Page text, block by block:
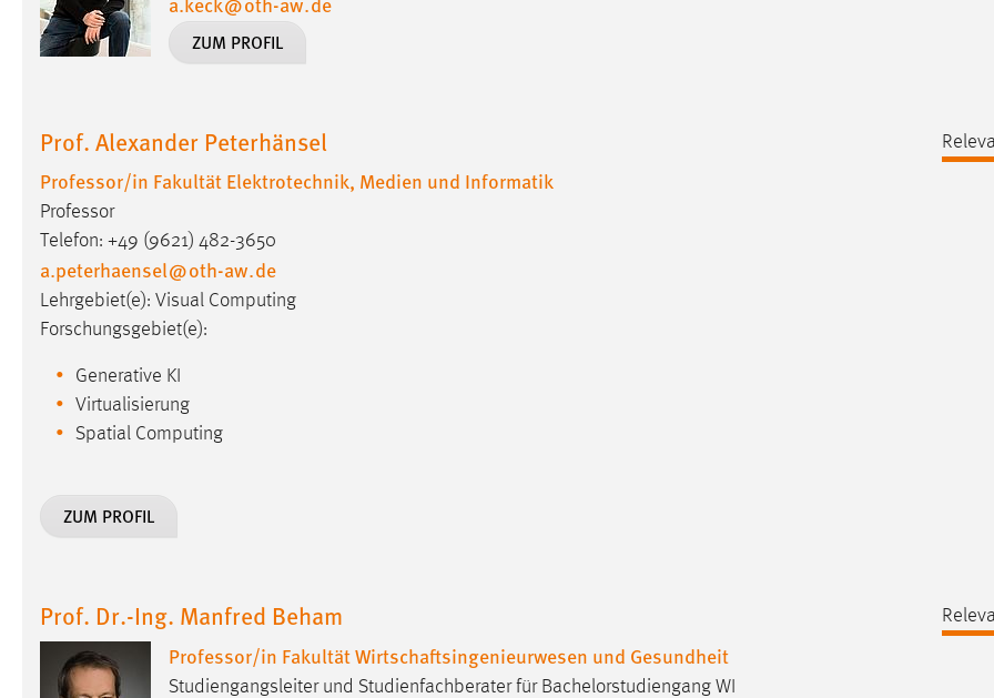
ZUM PROFIL
Prof. Alexander Peterhänsel
Professor/in Fakultät Elektrotechnik, Medien und Informatik
Professor
Telefon: +49 (9621) 482-3650
a.peterhaensel@oth-aw.de
Lehrgebiet(e): Visual Computing
Forschungsgebiet(e):
Generative KI
Virtualisierung
Spatial Computing
ZUM PROFIL
Prof. Dr.-Ing. Manfred Beham
Professor/in Fakultät Wirtschaftsingenieurwesen und Gesundheit
Studiengangsleiter und Studienfachberater für Bachelorstudiengang WI
eingeloggt ist.
Sprache der Website.
Cookie Laufzeit:
Chat
Name:
MibewSessionID, MIBEW_UserID,
Zweck:
Wird benötigt um die Chatfunktion
Login
Name: fe_user, be_user, be_lastLoginProvider